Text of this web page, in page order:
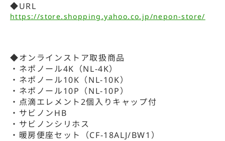
◆URL
https://store.shopping.yahoo.co.jp/nepon-store/
◆オンラインストア取扱商品
・ネポノール4K（NL-4K）
・ネポノール10K（NL-10K）
・ネポノール10P（NL-10P）
・点滴エレメント2個入りキャップ付
・サビノンHB
・サビノンシリホス
・暖房便座セット（CF-18ALJ/BW1）